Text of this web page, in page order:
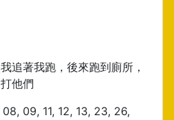
追著我跑，後來跑到廁所，
他們
09, 11, 12, 13, 23, 26,